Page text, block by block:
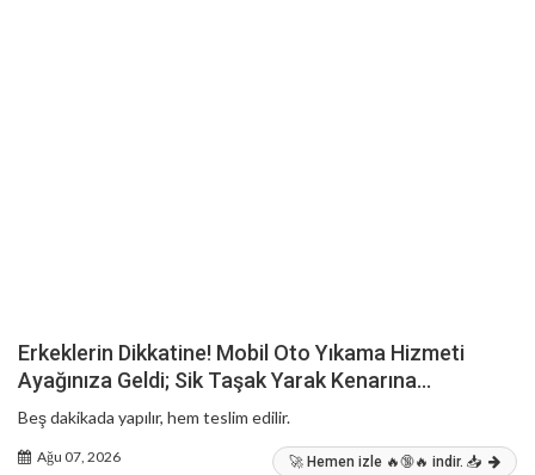
Erkeklerin Dikkatine! Mobil Oto Yıkama Hizmeti
Ayağınıza Geldi; Sik Taşak Yarak Kenarına…
Beş dakikada yapılır, hem teslim edilir.
Ağu 07, 2026 🚀 Hemen izle 🔥🔞🔥 indir. 📥